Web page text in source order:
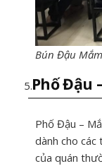
Bún Đậu
Phố Đậu
Phố Đậu –
dành cho các
của quán